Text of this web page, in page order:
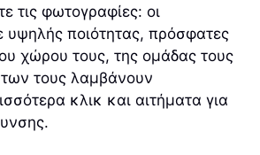
τις φωτογραφίες: οι
υψηλής ποιότητας, πρόσφατες
χώρου τους, της ομάδας τους
τους λαμβάνουν
κλικ και αιτήματα για